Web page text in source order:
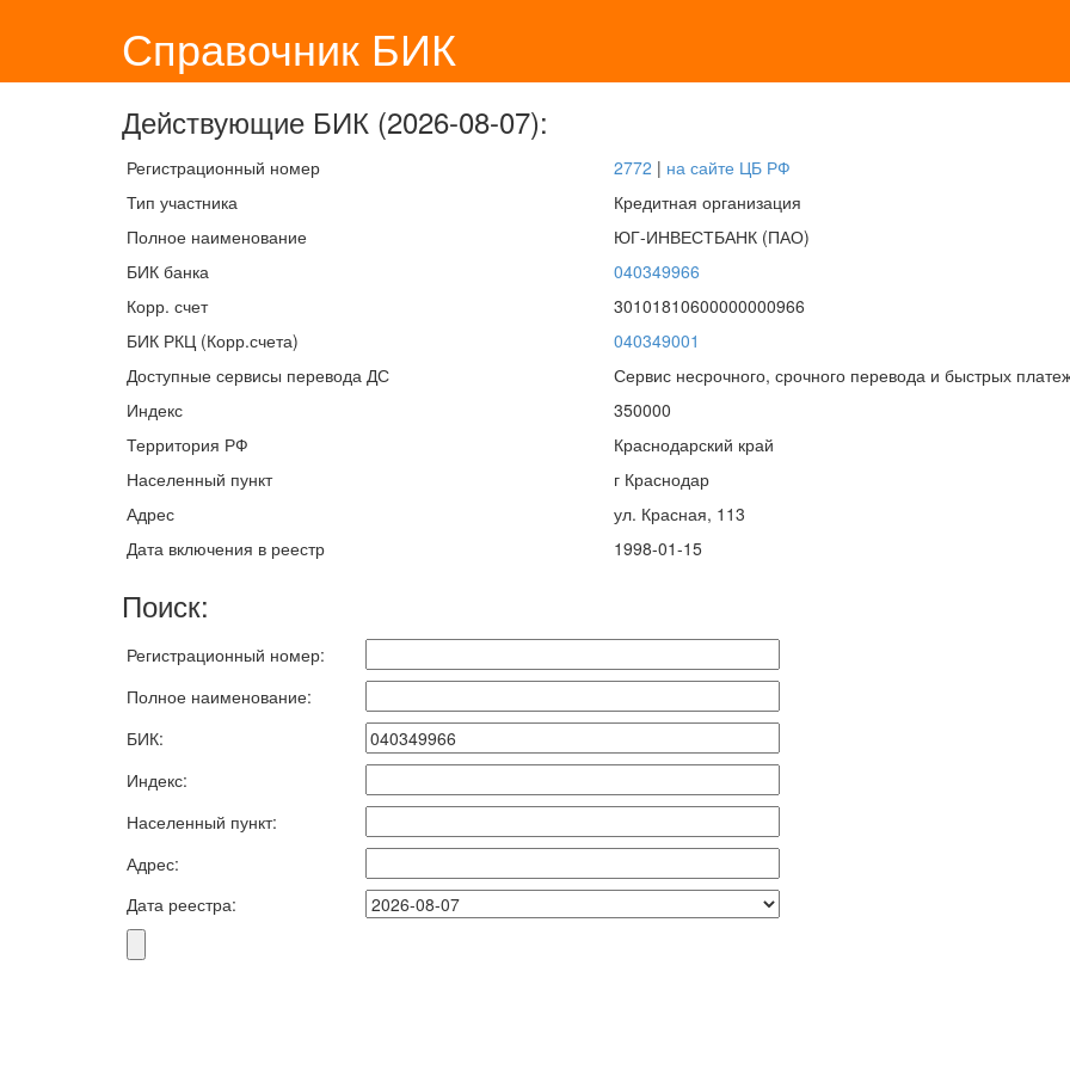
Справочник БИК
Действующие БИК (2026-08-07):
Регистрационный номер 2772 | на сайте ЦБ РФ
Тип участника
Кредитная организация
Полное наименование
ЮГ-ИНВЕСТБАНК (ПАО)
БИК банка
040349966
Корр. счет
30101810600000000966
БИК РКЦ (Корр.счета)
040349001
Доступные сервисы перевода ДС
Сервис несрочного, срочного перевода и быстрых
Индекс
350000
Территория РФ
Краснодарский край
Населенный пункт
г Краснодар
Адрес
ул. Красная, 113
Дата включения в реестр
1998-01-15
Поиск:
Регистрационный номер:
Полное наименование:
БИК:
Индекс:
Населенный пункт:
Адрес:
Дата реестра: